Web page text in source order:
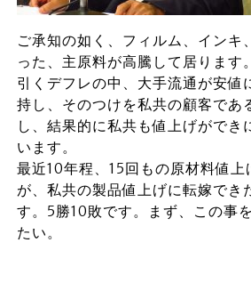
ご承知の如く、フィルム、インキ
った、主原料が高騰して居ります
引くデフレの中、大手流通が安値
持し、そのつけを私共の顧客であ
し、結果的に私共も値上げができ
います。
最近10年程、15回もの原材料値上
が、私共の製品値上げに転嫁でき
す。5勝10敗です。まず、この事
たい。